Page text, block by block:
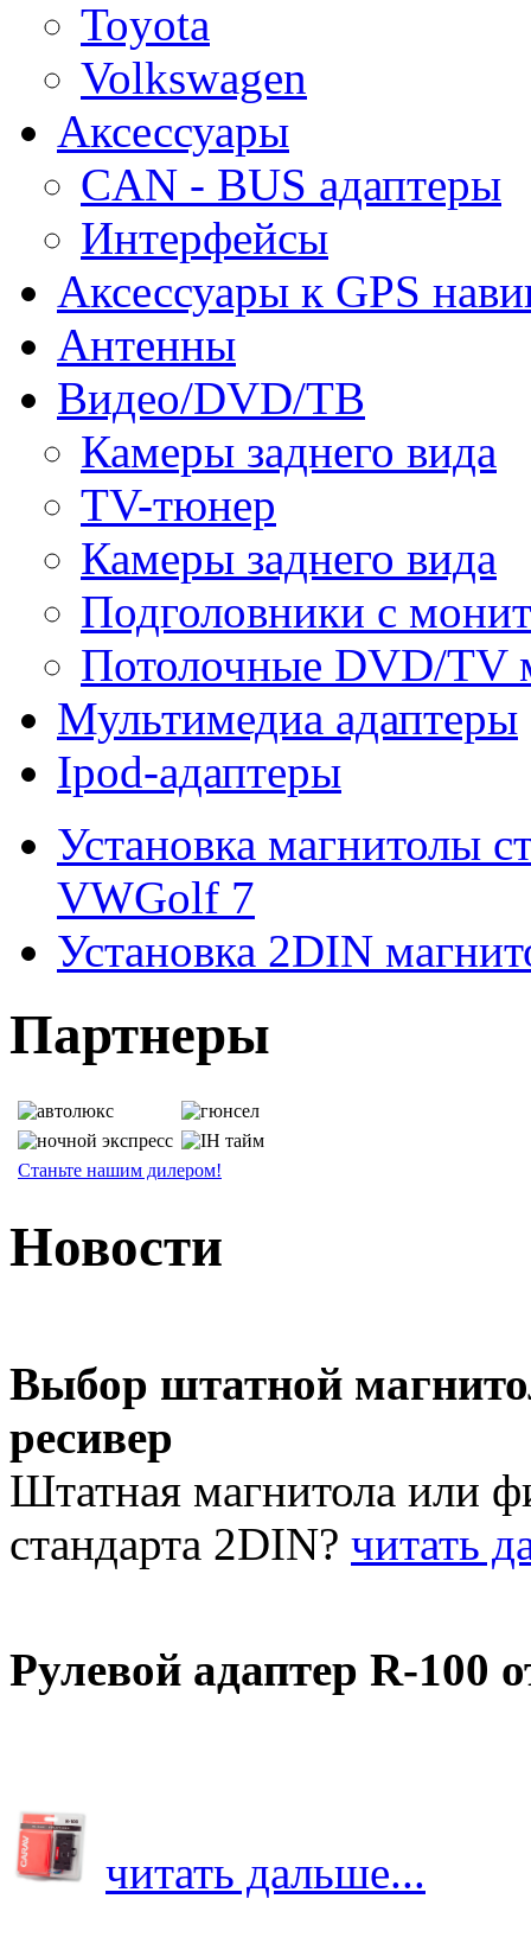
Toyota
Volkswagen
Аксессуары
CAN - BUS адаптеры
Интерфейсы
Аксессуары к GPS
Антенны
Видео/DVD/ТВ
Камеры заднего вида
TV-тюнер
Камеры заднего вида
Подголовники с
Потолочные DVD/TV
Мультимедиа адаптеры
Ipod-адаптеры
Установка магнитолы
VWGolf 7
Установка 2DIN
Партнеры
Станьте нашим дилером!
Новости
Выбор штатной
ресивер
Штатная магнитола или
стандарта 2DIN? читать
Рулевой адаптер R-100
читать дальше...